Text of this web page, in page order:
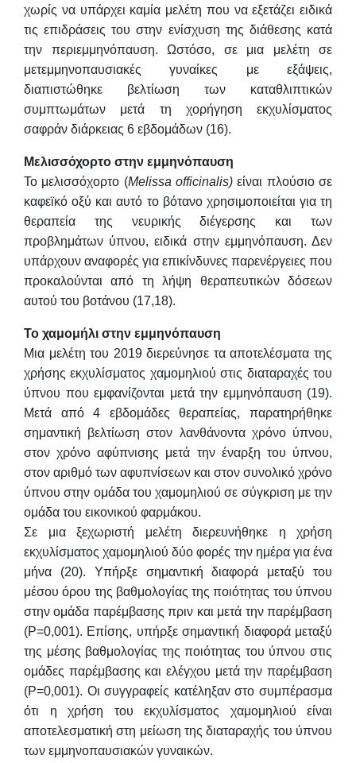
χωρίς να υπάρχει καμία μελέτη που να εξετάζει ειδικά
τις επιδράσεις του στην ενίσχυση της διάθεσης κατά
την περιεμμηνόπαυση. Ωστόσο, σε μια μελέτη σε
μετεμμηνοπαυσιακές γυναίκες με εξάψεις,
διαπιστώθηκε βελτίωση των καταθλιπτικών
συμπτωμάτων μετά τη χορήγηση εκχυλίσματος
σαφράν διάρκειας 6 εβδομάδων (16).
Μελισσόχορτο στην εμμηνόπαυση
Το μελισσόχορτο (Melissa officinalis) είναι πλούσιο σε
καφεϊκό οξύ και αυτό το βότανο χρησιμοποιείται για τη
θεραπεία της νευρικής διέγερσης και των
προβλημάτων ύπνου, ειδικά στην εμμηνόπαυση. Δεν
υπάρχουν αναφορές για επικίνδυνες παρενέργειες που
προκαλούνται από τη λήψη θεραπευτικών δόσεων
αυτού του βοτάνου (17,18).
Το χαμομήλι στην εμμηνόπαυση
Μια μελέτη του 2019 διερεύνησε τα αποτελέσματα της
χρήσης εκχυλίσματος χαμομηλιού στις διαταραχές του
ύπνου που εμφανίζονται μετά την εμμηνόπαυση (19).
Μετά από 4 εβδομάδες θεραπείας, παρατηρήθηκε
σημαντική βελτίωση στον λανθάνοντα χρόνο ύπνου,
στον χρόνο αφύπνισης μετά την έναρξη του ύπνου,
στον αριθμό των αφυπνίσεων και στον συνολικό χρόνο
ύπνου στην ομάδα του χαμομηλιού σε σύγκριση με την
ομάδα του εικονικού φαρμάκου.
Σε μια ξεχωριστή μελέτη διερευνήθηκε η χρήση
εκχυλίσματος χαμομηλιού δύο φορές την ημέρα για ένα
μήνα (20). Υπήρξε σημαντική διαφορά μεταξύ του
μέσου όρου της βαθμολογίας της ποιότητας του ύπνου
στην ομάδα παρέμβασης πριν και μετά την παρέμβαση
(P=0,001). Επίσης, υπήρξε σημαντική διαφορά μεταξύ
της μέσης βαθμολογίας της ποιότητας του ύπνου στις
ομάδες παρέμβασης και ελέγχου μετά την παρέμβαση
(P=0,001). Οι συγγραφείς κατέληξαν στο συμπέρασμα
ότι η χρήση του εκχυλίσματος χαμομηλιού είναι
αποτελεσματική στη μείωση της διαταραχής του ύπνου
των εμμηνοπαυσιακών γυναικών.